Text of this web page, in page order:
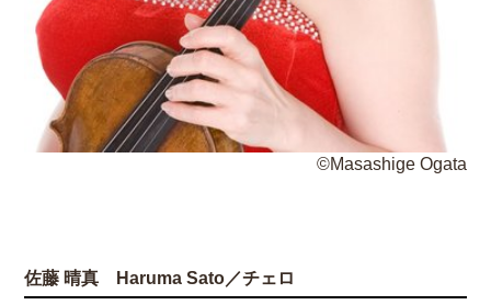
©Masashige Ogata
佐藤 晴真 Haruma Sato／チェロ